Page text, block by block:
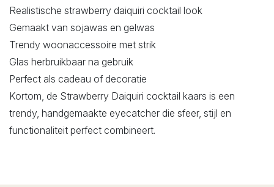
Realistische strawberry daiquiri cocktail look
Gemaakt van sojawas en gelwas
Trendy woonaccessoire met strik
Glas herbruikbaar na gebruik
Perfect als cadeau of decoratie
Kortom, de Strawberry Daiquiri cocktail kaars is een
trendy, handgemaakte eyecatcher die sfeer, stijl en
functionaliteit perfect combineert.